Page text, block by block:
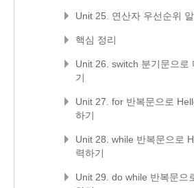
Unit 25. 연산자 우선순위
핵심 정리
Unit 26. switch 분기문으로
기
Unit 27. for 반복문으로
하기
Unit 28. while 반복문으로
력하기
Unit 29. do while 반복문으